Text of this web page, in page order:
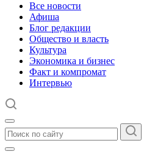
Все новости
Афиша
Блог редакции
Общество и власть
Культура
Экономика и бизнес
Факт и компромат
Интервью